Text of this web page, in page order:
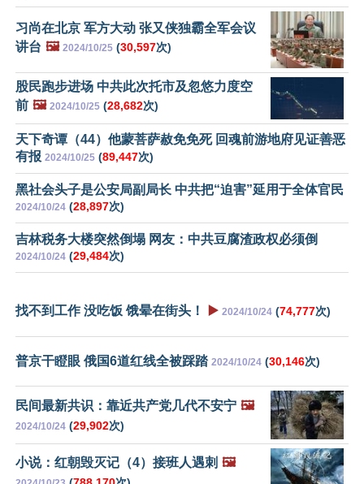
习尚在北京 军方大动 张又侠独霸全军会议
讲台 🖼️ 2024/10/25 (30,597次)
股民跑步进场 中共此次托市及忽悠力度空
前 🖼️ 2024/10/25 (28,682次)
天下奇谭（44）他蒙菩萨赦免免死 回魂前游地府见证善恶
有报 2024/10/25 (89,447次)
黑社会头子是公安局副局长 中共把“迫害”延用于全体官民
2024/10/24 (28,897次)
吉林税务大楼突然倒塌 网友：中共豆腐渣政权必须倒
2024/10/24 (29,484次)
找不到工作 没吃饭 饿晕在街头！ ▶️ 2024/10/24 (74,777次)
普京干瞪眼 俄国6道红线全被踩踏 2024/10/24 (30,146次)
民间最新共识：靠近共产党几代不安宁 🖼️
2024/10/24 (29,902次)
小说：红朝毁灭记（4）接班人遇刺 🖼️